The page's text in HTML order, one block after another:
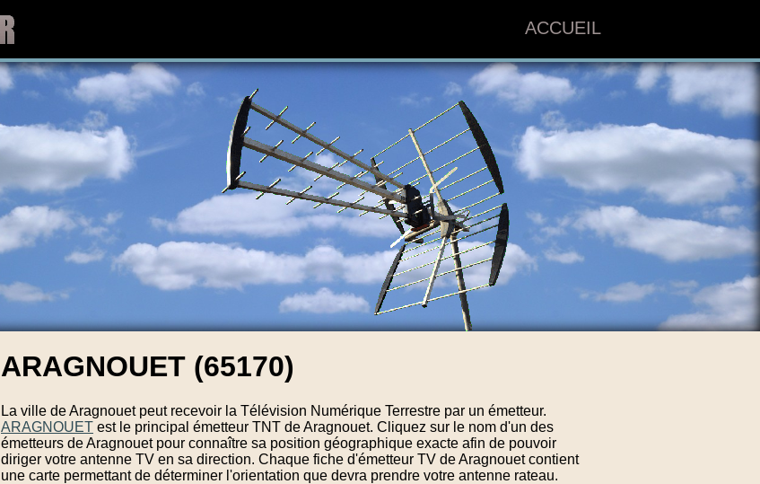
ACCUEIL
ARAGNOUET (65170)
La ville de Aragnouet peut recevoir la Télévision Numérique Terrestre par un émetteur.
ARAGNOUET est le principal émetteur TNT de Aragnouet. Cliquez sur le nom d'un des
émetteurs de Aragnouet pour connaître sa position géographique exacte afin de pouvoir
diriger votre antenne TV en sa direction. Chaque fiche d'émetteur TV de Aragnouet contient
une carte permettant de déterminer l'orientation que devra prendre votre antenne rateau.